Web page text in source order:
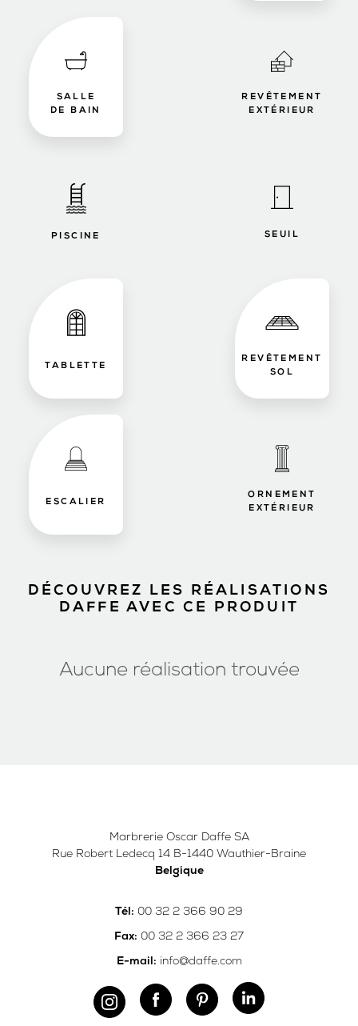
SALLE
DE BAIN
REVÊTEMENT
EXTÉRIEUR
PISCINE SEUIL
TABLETTE
REVÊTEMENT
SOL
ESCALIER
ORNEMENT
EXTÉRIEUR
DÉCOUVREZ LES RÉALISATIONS
DAFFE AVEC CE PRODUIT
Aucune réalisation trouvée
Marbrerie Oscar Daffe SA
Rue Robert Ledecq 14 B-1440 Wauthier-Braine
Belgique
Tél: 00 32 2 366 90 29
Fax: 00 32 2 366 23 27
E-mail: info@daffe.com